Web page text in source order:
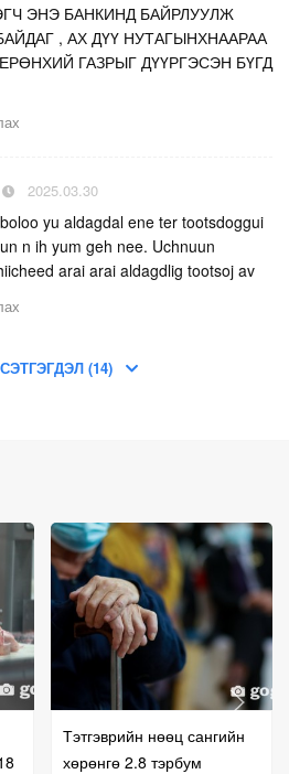
ЭНЭ БАНКИНД БАЙРЛУУЛЖ
, АХ ДҮҮ НУТАГЫНХНААРАА
ГАЗРЫГ ДҮҮРГЭСЭН БҮГД
2025.03.30
yu aldagdal ene ter tootsdoggui
n ih yum geh nee. Uchnuun
arai arai aldagdlig tootsoj av
(14)
Тэтгэврийн нөөц сангийн
хөрөнгө 2.8 тэрбум